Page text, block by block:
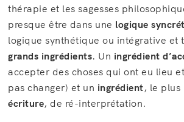
thérapie et les sagesses
presque être dans une logique
logique synthétique ou intégrative et
grands ingrédients. Un ingrédient
accepter des choses qui ont eu lieu
pas changer) et un ingrédient, le
écriture, de ré-interprétation.